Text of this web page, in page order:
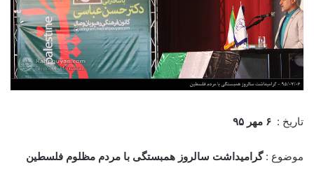
تاریخ : ۶ مهر ۹۵
موضوع : گرامیداشت سالروز همبستگی با مردم مظلوم فلسطین